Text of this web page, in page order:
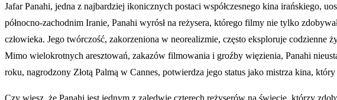
Jafar Panahi, jedna z najbardziej ikonicznych postaci współczesnego kina irańskiego,
północno-zachodnim Iranie, Panahi wyrósł na reżysera, którego filmy nie tylko
człowieka. Jego twórczość, zakorzeniona w neorealizmie, często eksploruje
Mimo wielokrotnych aresztowań, zakazów filmowania i groźby więzienia, Panahi
roku, nagrodzony Złotą Palmą w Cannes, potwierdza jego status jako mistrza kina,
Czy wiesz, że Panahi jest jednym z zaledwie czterech reżyserów na świecie, którzy